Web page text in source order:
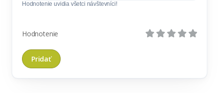
Hodnotenie uvidia všetci návštevníci!
Hodnotenie